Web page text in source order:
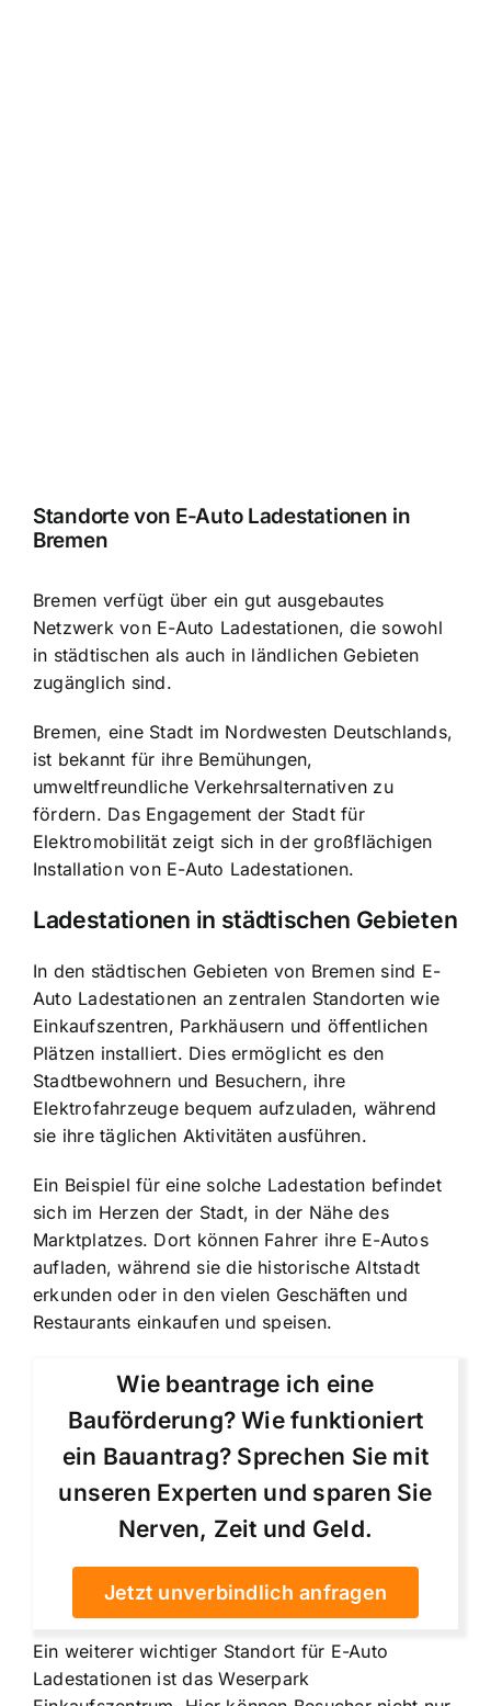
Standorte von E-Auto Ladestationen in
Bremen
Bremen verfügt über ein gut ausgebautes
Netzwerk von E-Auto Ladestationen, die sowohl
in städtischen als auch in ländlichen Gebieten
zugänglich sind.
Bremen, eine Stadt im Nordwesten Deutschlands,
ist bekannt für ihre Bemühungen,
umweltfreundliche Verkehrsalternativen zu
fördern. Das Engagement der Stadt für
Elektromobilität zeigt sich in der großflächigen
Installation von E-Auto Ladestationen.
Ladestationen in städtischen Gebieten
In den städtischen Gebieten von Bremen sind E-
Auto Ladestationen an zentralen Standorten wie
Einkaufszentren, Parkhäusern und öffentlichen
Plätzen installiert. Dies ermöglicht es den
Stadtbewohnern und Besuchern, ihre
Elektrofahrzeuge bequem aufzuladen, während
sie ihre täglichen Aktivitäten ausführen.
Ein Beispiel für eine solche Ladestation befindet
sich im Herzen der Stadt, in der Nähe des
Marktplatzes. Dort können Fahrer ihre E-Autos
aufladen, während sie die historische Altstadt
erkunden oder in den vielen Geschäften und
Restaurants einkaufen und speisen.
Wie beantrage ich eine
Bauförderung? Wie funktioniert
ein Bauantrag? Sprechen Sie mit
unseren Experten und sparen Sie
Nerven, Zeit und Geld.
Jetzt unverbindlich anfragen
Ein weiterer wichtiger Standort für E-Auto
Ladestationen ist das Weserpark